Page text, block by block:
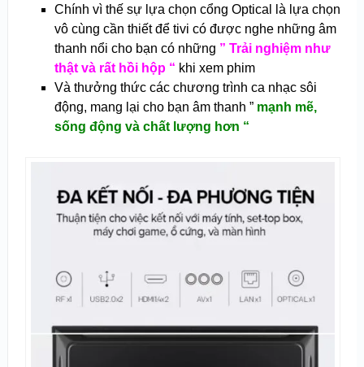
Chính vì thế sự lựa chọn cổng Optical là lựa chọn
vô cùng cần thiết để tivi có được nghe những âm
thanh nổi cho bạn có những ” Trải nghiệm như
thật và rất hồi hộp “ khi xem phim
Và thưởng thức các chương trình ca nhạc sôi
động, mang lại cho bạn âm thanh ” mạnh mẽ,
sống động và chất lượng hơn “